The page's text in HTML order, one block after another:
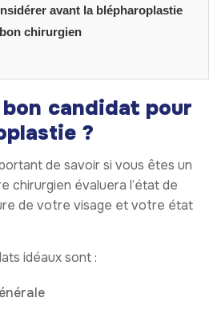
avant la blépharoplastie
chirurgien
bon candidat pour
?
de savoir si vous êtes un
chirurgien évaluera l’état de
de votre visage et votre état
idéaux sont :